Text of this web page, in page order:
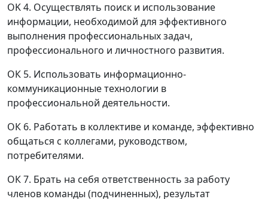
OK 4. Осуществлять поиск и использование
информации, необходимой для эффективного
выполнения профессиональных задач,
профессионального и личностного развития.
ОК 5. Использовать информационно-
коммуникационные технологии в
профессиональной деятельности.
ОК 6. Работать в коллективе и команде, эффективно
общаться с коллегами, руководством,
потребителями.
ОК 7. Брать на себя ответственность за работу
членов команды (подчиненных), результат